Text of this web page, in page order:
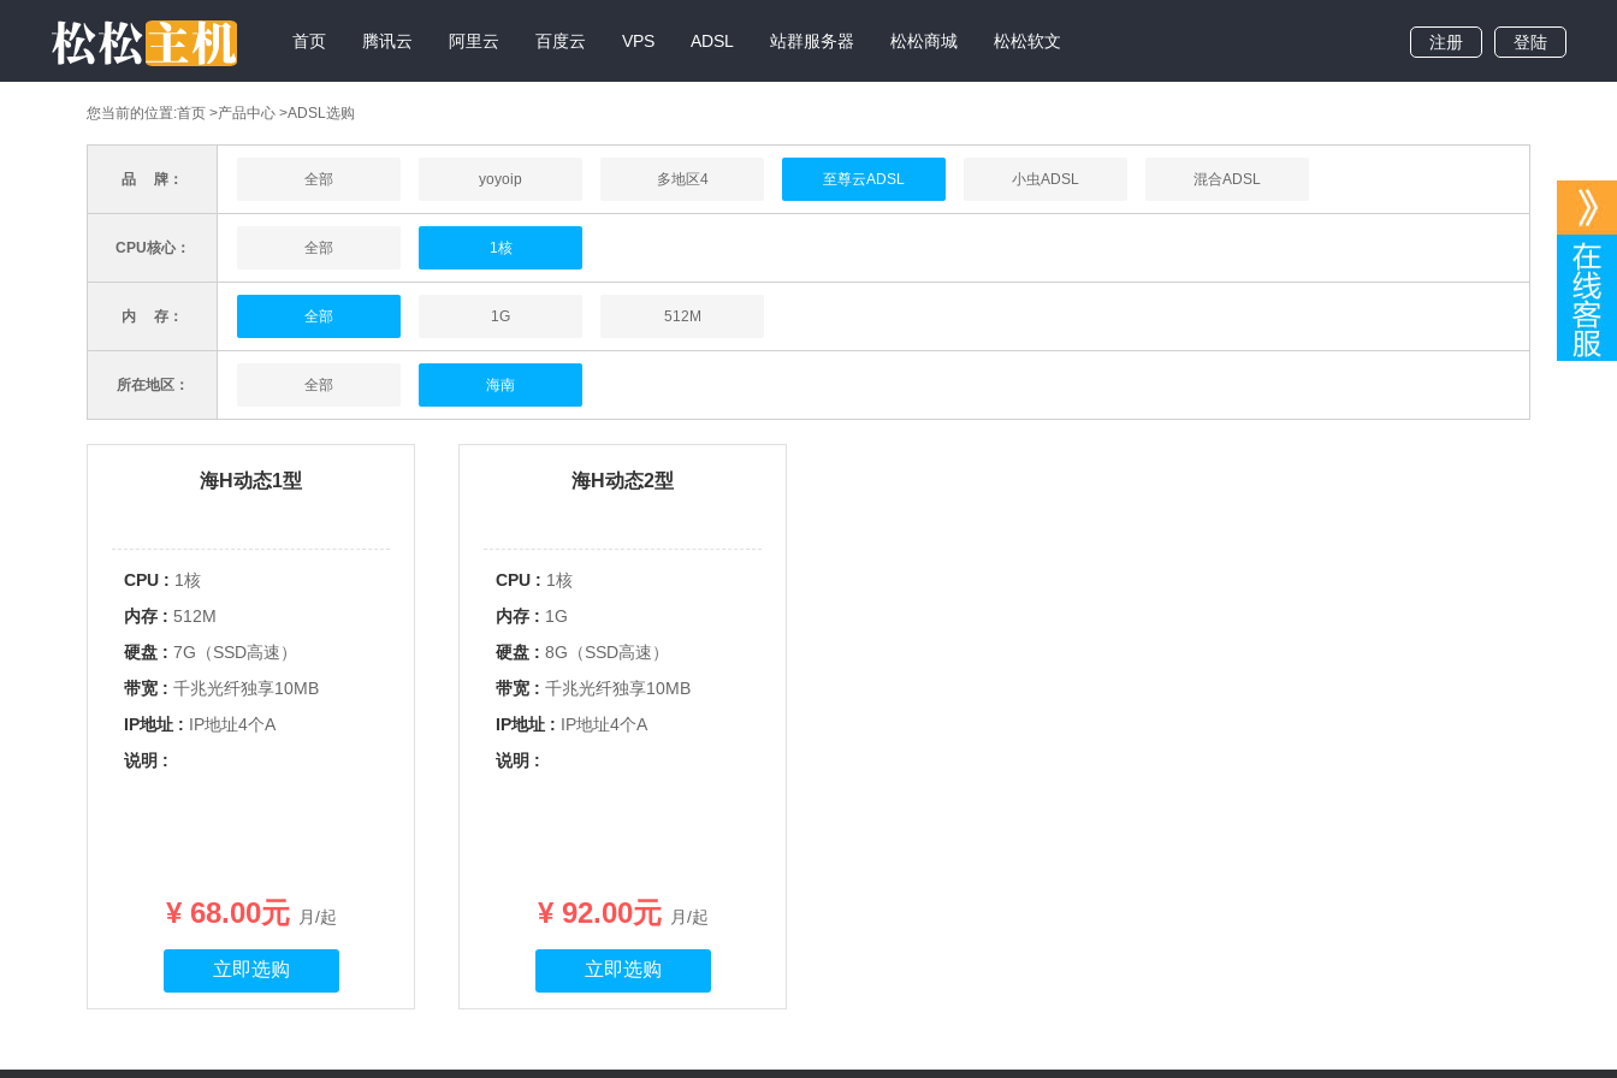
登陆
注册
首页 腾讯云 阿里云 百度云 VPS ADSL 站群服务器 松松商城 松松软文
您当前的位置:首页 >产品中心 >ADSL选购
品 牌： 全部 yoyoip 多地区4 至尊云ADSL 小虫ADSL 混合ADSL
CPU核心： 全部 1核
内 存： 全部 1G 512M
所在地区： 全部 海南
海H动态1型
CPU : 1核
内存 : 512M
硬盘 : 7G（SSD高速）
带宽 : 千兆光纤独享10MB
IP地址 : IP地址4个A
说明 :
¥ 68.00元 月/起
立即选购
海H动态2型
CPU : 1核
内存 : 1G
硬盘 : 8G（SSD高速）
带宽 : 千兆光纤独享10MB
IP地址 : IP地址4个A
说明 :
¥ 92.00元 月/起
立即选购